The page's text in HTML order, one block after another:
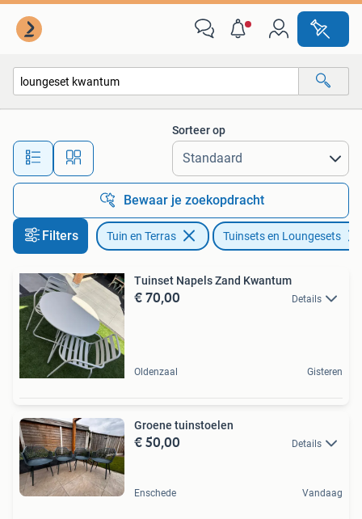
Alle afstanden…
Sorteer op
Bewaar je zoekopdracht
Filters Tuin en Terras Tuinsets en Loungesets
Tuinset Napels Zand Kwantum
€ 70,00 Details
Oldenzaal Gisteren
Groene tuinstoelen
€ 50,00 Details
Enschede Vandaag